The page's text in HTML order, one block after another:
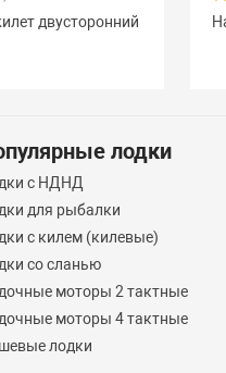
двусторонний
лодки
с НДНД
для рыбалки
с килем (килевые)
со сланью
моторы 2 тактные
моторы 4 тактные
лодки